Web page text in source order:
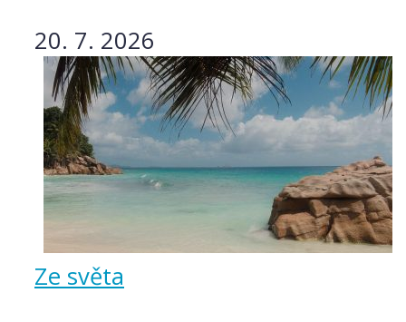
20. 7. 2026
Ze světa